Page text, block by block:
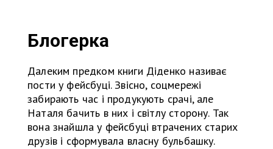
Блогерка
Далеким предком книги Діденко називає
пости у фейсбуці. Звісно, соцмережі
забирають час і продукують срачі, але
Наталя бачить в них і світлу сторону. Так
вона знайшла у фейсбуці втрачених старих
друзів і сформувала власну бульбашку.